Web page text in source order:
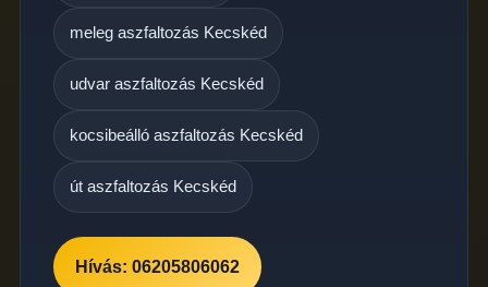
meleg aszfaltozás Kecskéd
udvar aszfaltozás Kecskéd
kocsibeálló aszfaltozás Kecskéd
út aszfaltozás Kecskéd
Hívás: 06205806062